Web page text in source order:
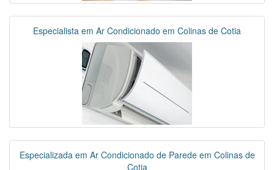
Especialista em Ar Condicionado em Colinas de Cotia
Especializada em Ar Condicionado de Parede em Colinas de
Cotia